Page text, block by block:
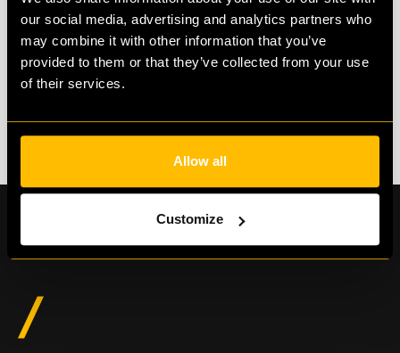
our social media, advertising and analytics partners who
may combine it with other information that you’ve
provided to them or that they’ve collected from your use
of their services.
Allow all
Customize
baan die bij je past wel op je pad komen.
Heb je een vraag of ben je op zoek naar een baan? Neem
gerust contact met ons op!